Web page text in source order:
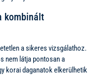
kombinált
a sikeres vizsgálathoz.
nem látja pontosan a
korai daganatok elkerülhetik